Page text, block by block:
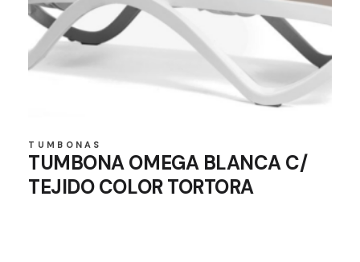
TUMBONAS
TUMBONA OMEGA BLANCA C/
TEJIDO COLOR TORTORA